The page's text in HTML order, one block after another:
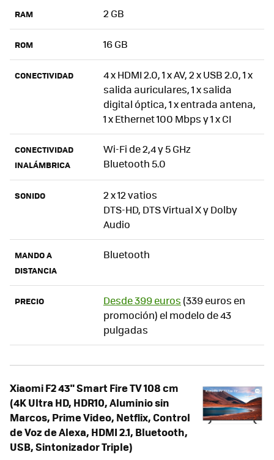
RAM 2 GB
ROM 16 GB
CONECTIVIDAD
4 x HDMI 2.0, 1 x AV, 2 x USB 2.0, 1 x
salida auriculares, 1 x salida
digital óptica, 1 x entrada antena,
1 x Ethernet 100 Mbps y 1 x CI
CONECTIVIDAD
INALÁMBRICA
Wi-Fi de 2,4 y 5 GHz
Bluetooth 5.0
SONIDO
2 x 12 vatios
DTS-HD, DTS Virtual X y Dolby
Audio
MANDO A
DISTANCIA
Bluetooth
PRECIO Desde 399 euros (339 euros en
promoción) el modelo de 43
pulgadas
Xiaomi F2 43" Smart Fire TV 108 cm
(4K Ultra HD, HDR10, Aluminio sin
Marcos, Prime Video, Netflix, Control
de Voz de Alexa, HDMI 2.1, Bluetooth,
USB, Sintonizador Triple)